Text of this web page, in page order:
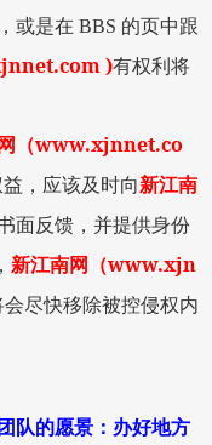
或是在 BBS 的页中跟
)有权利将
（www.xjnnet.co
，应该及时向新江南
面反馈，并提供身份
新江南网 （www.xjn
尽快移除被控侵权内
队的愿景：办好地方